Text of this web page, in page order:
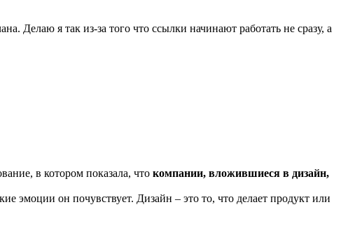
Делаю я так из-за того что ссылки начинают работать не сразу, а
в котором показала, что компании, вложившиеся в дизайн,
эмоции он почувствует. Дизайн – это то, что делает продукт или